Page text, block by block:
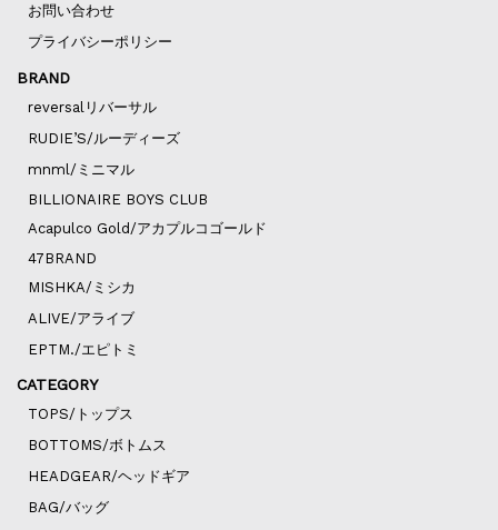
お問い合わせ
プライバシーポリシー
BRAND
reversalリバーサル
RUDIE’S/ルーディーズ
mnml/ミニマル
BILLIONAIRE BOYS CLUB
Acapulco Gold/アカプルコゴールド
47BRAND
MISHKA/ミシカ
ALIVE/アライブ
EPTM./エピトミ
CATEGORY
TOPS/トップス
BOTTOMS/ボトムス
HEADGEAR/ヘッドギア
BAG/バッグ